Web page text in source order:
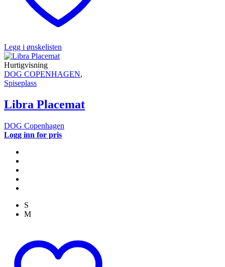
Legg i ønskelisten
Hurtigvisning
DOG COPENHAGEN,
Spiseplass
Libra Placemat
DOG Copenhagen
Logg inn for pris
S
M